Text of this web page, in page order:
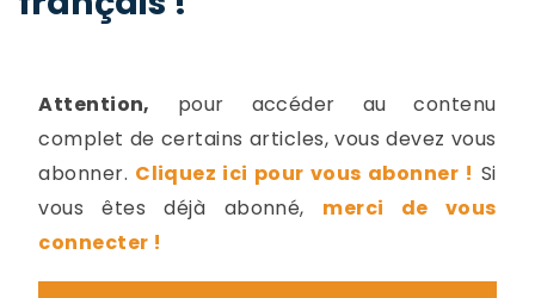
Attention, pour accéder au contenu
complet de certains articles, vous devez vous
abonner. Cliquez ici pour vous abonner ! Si
vous êtes déjà abonné, merci de vous
connecter !